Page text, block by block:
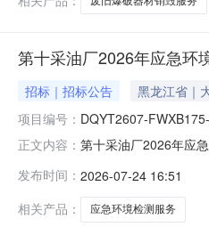
第十采油厂2026年应急环
招标｜招标公告 黑龙江省｜
项目编号： DQYT2607-
正文内容： 第十采油厂2026年应
报价表.xls
发布时间： 2026-07-24 16:51
相关产品：
应急环境检测服务